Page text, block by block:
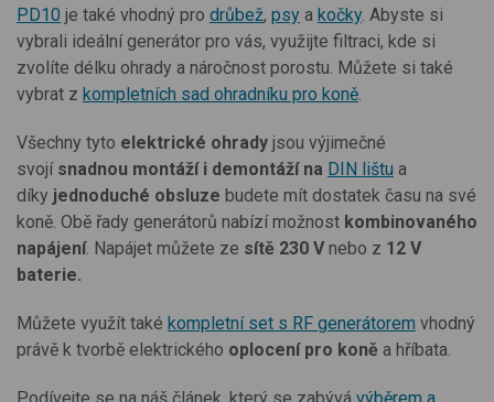
PD10 je také vhodný pro drůbež, psy a kočky. Abyste si
vybrali ideální generátor pro vás, využijte filtraci, kde si
zvolíte délku ohrady a náročnost porostu. Můžete si také
vybrat z kompletních sad ohradníku pro koně
Všechny tyto elektrické ohrady jsou výjimečné
svojí snadnou montáží i demontáží na DIN lištu a
díky jednoduché obsluze budete mít dostatek času na své
koně. Obě řady generátorů nabízí možnost kombinovaného
napájení. Napájet můžete ze sítě 230 Vnebo z 12 V
baterie.
Můžete využít také kompletní set s RF generátorem vhodný
právě k tvorbě elektrického oplocení pro koně a hříbata.
Podívejte se na náš článek, který se zabývá výběrem a